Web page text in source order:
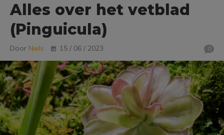
Alles over het vetblad
(Pinguicula)
Door Niels 15 / 06 / 2023 0